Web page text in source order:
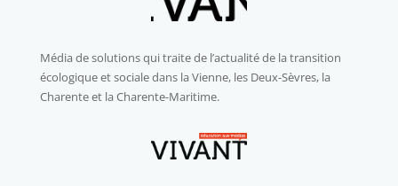
Média de solutions qui traite de l’actualité de la transition
écologique et sociale dans la Vienne, les Deux-Sèvres, la
Charente et la Charente-Maritime.